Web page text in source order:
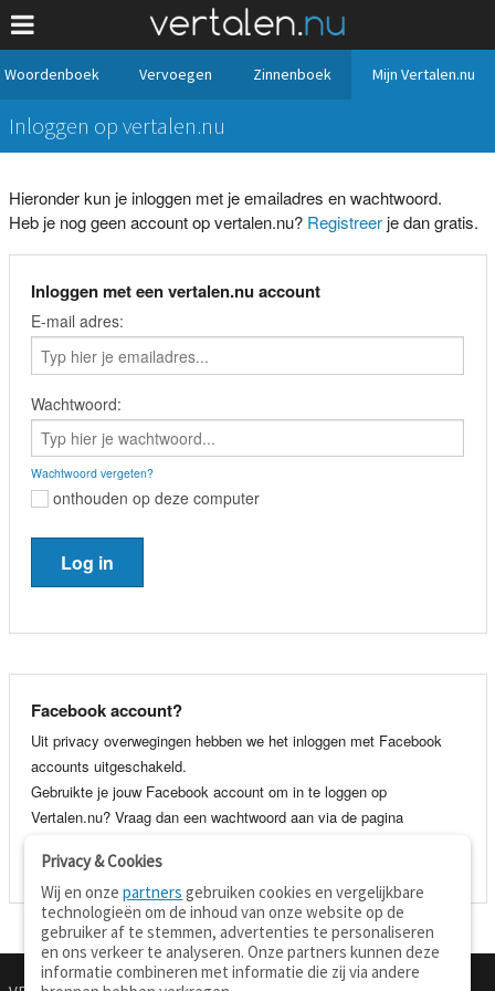
Woordenboek Vervoegen Zinnenboek Mijn Vertalen.nu
Inloggen op vertalen.nu
Hieronder kun je inloggen met je emailadres en wachtwoord.
Heb je nog geen account op vertalen.nu? Registreerje dan gratis.
Inloggen met een vertalen.nu account
E-mail adres:
Wachtwoord:
Wachtwoord vergeten?
onthouden op deze computer
Facebook account?
Uit privacy overwegingen hebben we het inloggen met Facebook
accounts uitgeschakeld.
Gebruikte je jouw Facebook account om in te loggen op
Vertalen.nu? Vraag dan een wachtwoord aan via de pagina
je e-mail adres en wachtwoord.
Privacy & Cookies
Wij en onzepartners gebruiken cookies en vergelijkbare
technologieën om de inhoud van onze website op de
gebruiker af te stemmen, advertenties te personaliseren
en ons verkeer te analyseren. Onze partners kunnen deze
informatie combineren met informatie die zij via andere